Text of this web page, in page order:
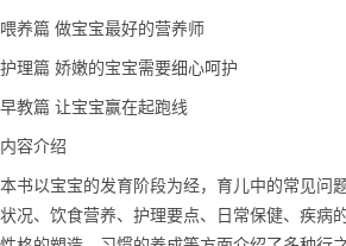
喂养篇 做宝宝最好的营养师
护理篇 娇嫩的宝宝需要细心呵护
早教篇 让宝宝赢在起跑线
内容介绍
本书以宝宝的发育阶段为经，育儿中的常见问
状况、饮食营养、护理要点、日常保健、疾病